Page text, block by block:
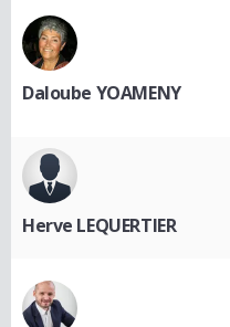
Daloube YOAMENY
Herve LEQUERTIER